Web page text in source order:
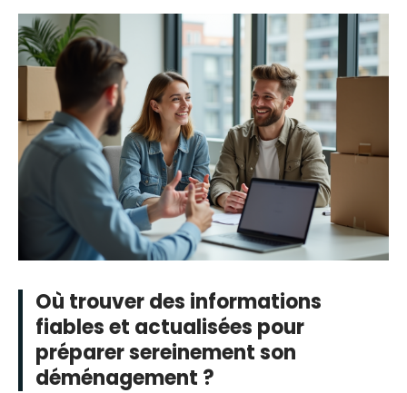
Où trouver des informations
fiables et actualisées pour
préparer sereinement son
déménagement ?